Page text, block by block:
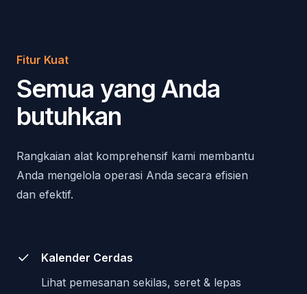
Fitur Kuat
Semua yang Anda
butuhkan
Rangkaian alat komprehensif kami membantu
Anda mengelola operasi Anda secara efisien
dan efektif.
Kalender Cerdas
Lihat pemesanan sekilas, seret & lepas